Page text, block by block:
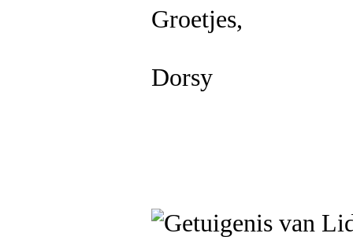
Groetjes,
Dorsy